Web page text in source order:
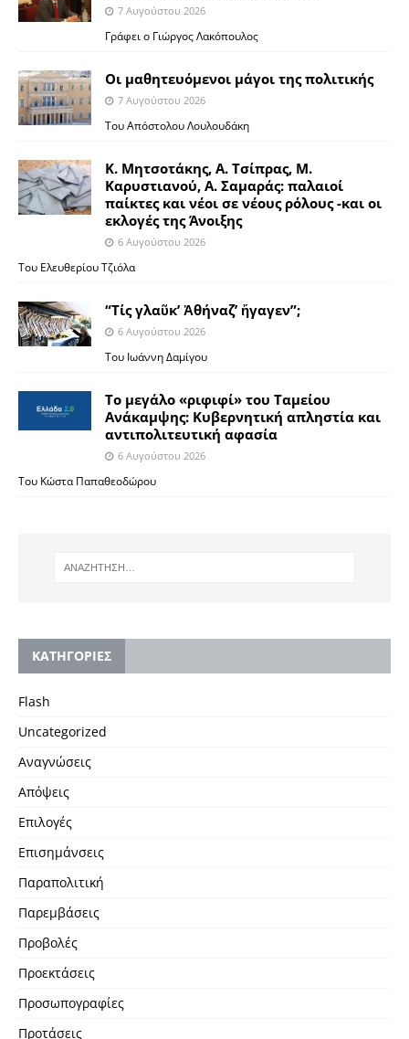
7 Αυγούστου 2026
Γράφει ο Γιώργος Λακόπουλος
Οι μαθητευόμενοι μάγοι της πολιτικής
7 Αυγούστου 2026
Του Απόστολου Λουλουδάκη
Κ. Μητσοτάκης, Α. Τσίπρας, Μ.
Καρυστιανού, Α. Σαμαράς: παλαιοί
παίκτες και νέοι σε νέους ρόλους -και οι
εκλογές της Άνοιξης
6 Αυγούστου 2026
Του Ελευθερίου Τζιόλα
“Τίς γλαῦκ’ Ἀθήναζ’ ἤγαγεν”;
6 Αυγούστου 2026
Του Ιωάννη Δαμίγου
Το μεγάλο «ριφιφί» του Ταμείου
Ανάκαμψης: Κυβερνητική απληστία και
αντιπολιτευτική αφασία
6 Αυγούστου 2026
Του Κώστα Παπαθεοδώρου
KΑΤΗΓΟΡΙΕΣ
Flash
Uncategorized
Αναγνώσεις
Απόψεις
Επιλογές
Επισημάνσεις
Παραπολιτική
Παρεμβάσεις
Προβολές
Προεκτάσεις
Προσωπογραφίες
Προτάσεις